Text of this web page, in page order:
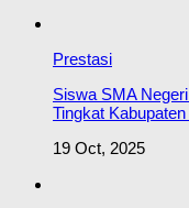
Prestasi
Siswa SMA
Tingkat
19 Oct, 2025